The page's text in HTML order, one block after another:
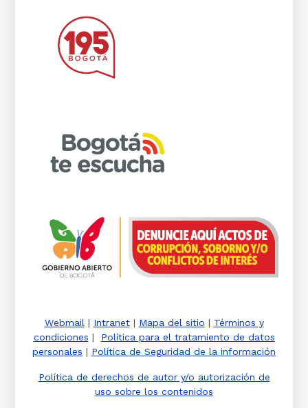
Webmail | Intranet| Mapa del sitio | Términos y
condiciones | Política para el tratamiento de datos
personales | Política de Seguridad de la información
Política de derechos de autor y/o autorización de
uso sobre los contenidos